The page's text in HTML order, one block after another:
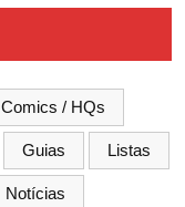
Comics / HQs
Guias Listas
Notícias